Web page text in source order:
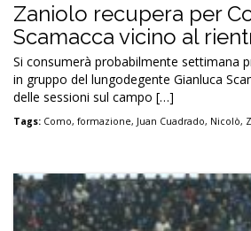
Zaniolo recupera per
Scamacca vicino al
Si consumerà probabilmente settimana
in gruppo del lungodegente Gianluca
delle sessioni sul campo […]
Tags: Como, formazione, Juan Cuadrado, Nicolò,